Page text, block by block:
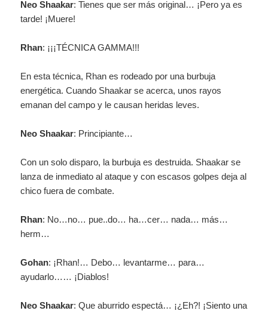
Neo Shaakar: Tienes que ser más original… ¡Pero ya es
tarde! ¡Muere!
Rhan: ¡¡¡TÉCNICA GAMMA!!!
En esta técnica, Rhan es rodeado por una burbuja
energética. Cuando Shaakar se acerca, unos rayos
emanan del campo y le causan heridas leves.
Neo Shaakar: Principiante…
Con un solo disparo, la burbuja es destruida. Shaakar se
lanza de inmediato al ataque y con escasos golpes deja al
chico fuera de combate.
Rhan: No…no… pue..do… ha…cer… nada… más…
herm…
Gohan: ¡Rhan!… Debo… levantarme… para…
ayudarlo…… ¡Diablos!
Neo Shaakar: Que aburrido espectá… ¡¿Eh?! ¡Siento una